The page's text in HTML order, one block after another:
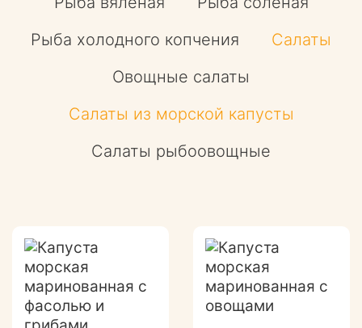
Рыба холодного копчения
Салаты
Овощные салаты
Салаты из морской капусты
Салаты рыбоовощные